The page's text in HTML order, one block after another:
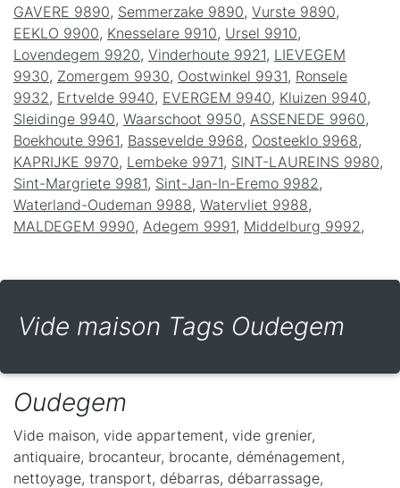
GAVERE 9890, Semmerzake 9890, Vurste 9890,
EEKLO 9900, Knesselare 9910, Ursel 9910,
Lovendegem 9920, Vinderhoute 9921, LIEVEGEM
9930, Zomergem 9930, Oostwinkel 9931, Ronsele
9932 , Ertvelde 9940, EVERGEM 9940, Kluizen 9940,
Sleidinge 9940, Waarschoot 9950, ASSENEDE 9960,
Boekhoute 9961, Bassevelde 9968, Oosteeklo 9968,
KAPRIJKE 9970, Lembeke 9971, SINT-LAUREINS 9980,
Sint-Margriete 9981, Sint-Jan-In-Eremo 9982 ,
Waterland-Oudeman 9988, Watervliet 9988,
MALDEGEM 9990, Adegem 9991, Middelburg 9992 ,
Vide maison Tags Oudegem
Oudegem
Vide maison, vide appartement, vide grenier,
antiquaire, brocanteur, brocante, déménagement,
nettoyage, transport, débarras, débarrassage,